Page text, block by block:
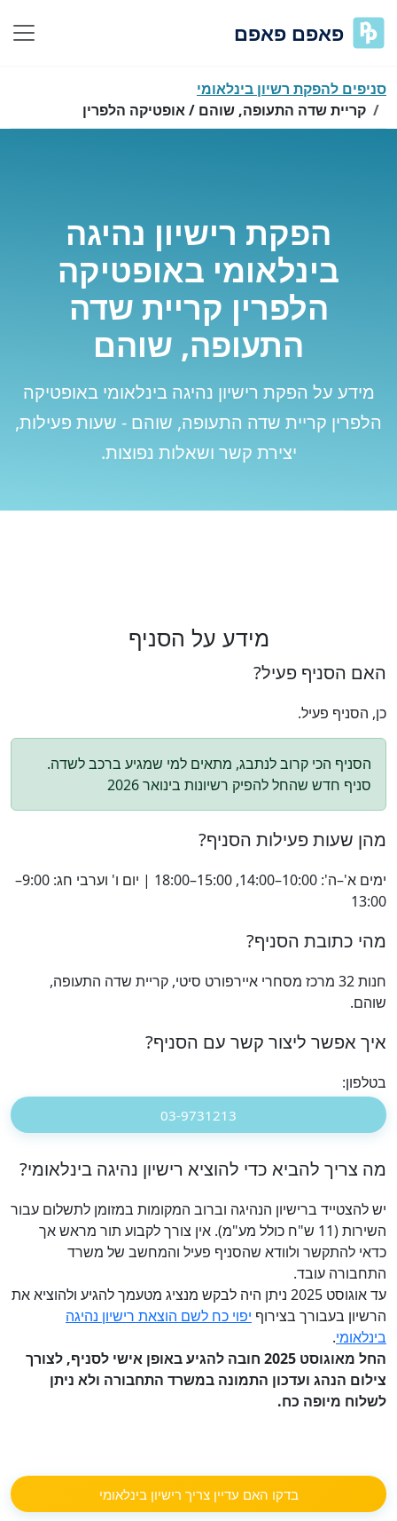
פאפם פאפם
סניפים להפקת רשיון בינלאומי
קריית שדה התעופה, שוהם / אופטיקה הלפרין
הפקת רישיון נהיגה
בינלאומי באופטיקה
הלפרין קריית שדה
התעופה, שוהם
מידע על הפקת רישיון נהיגה בינלאומי באופטיקה
הלפרין קריית שדה התעופה, שוהם - שעות פעילות,
יצירת קשר ושאלות נפוצות.
מידע על הסניף
האם הסניף פעיל?
כן, הסניף פעיל.
הסניף הכי קרוב לנתבג, מתאים למי שמגיע ברכב לשדה.
סניף חדש שהחל להפיק רשיונות בינואר 2026
מהן שעות פעילות הסניף?
ימים א'–ה': 10:00–14:00, 15:00–18:00 | יום ו' וערבי חג: 9:00–
13:00
מהי כתובת הסניף?
חנות 32 מרכז מסחרי איירפורט סיטי, קריית שדה התעופה,
שוהם.
איך אפשר ליצור קשר עם הסניף?
בטלפון:
03-9731213
מה צריך להביא כדי להוציא רישיון נהיגה בינלאומי?
יש להצטייד ברישיון הנהיגה וברוב המקומות במזומן לתשלום עבור
השירות (11 ש"ח כולל מע"מ). אין צורך לקבוע תור מראש אך
כדאי להתקשר ולוודא שהסניף פעיל והמחשב של משרד
התחבורה עובד.
עד אוגוסט 2025 ניתן היה לבקש מנציג מטעמך להגיע ולהוציא את
הרשיון בעבורך בצירוף יפוי כח לשם הוצאת רישיון נהיגה
בינלאומי.
החל מאוגוסט 2025 חובה להגיע באופן אישי לסניף, לצורך
צילום הנהג ועדכון התמונה במשרד התחבורה ולא ניתן
לשלוח מיופה כח.
בדקו האם עדיין צריך רישיון בינלאומי